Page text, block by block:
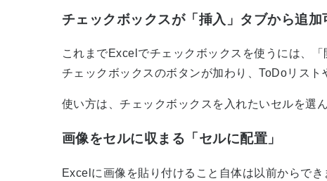
チェックボックスが「挿入」タブから追加
これまでExcelでチェックボックスを使うには、
チェックボックスのボタンが加わり、ToDoリスト
使い方は、チェックボックスを入れたいセルを選
画像をセルに収まる「セルに配置」
Excelに画像を貼り付けること自体は以前からで